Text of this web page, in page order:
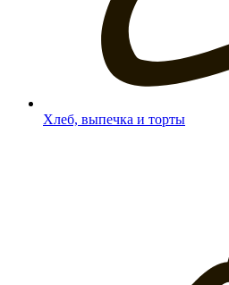
Хлеб, выпечка и торты